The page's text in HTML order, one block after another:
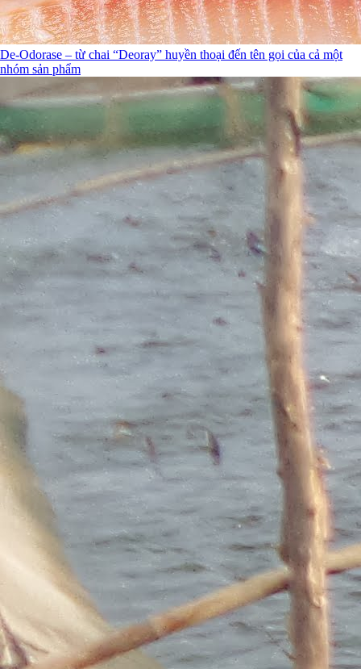
De-Odorase – từ chai “Deoray” huyền thoại đến tên gọi của cả một
nhóm sản phẩm